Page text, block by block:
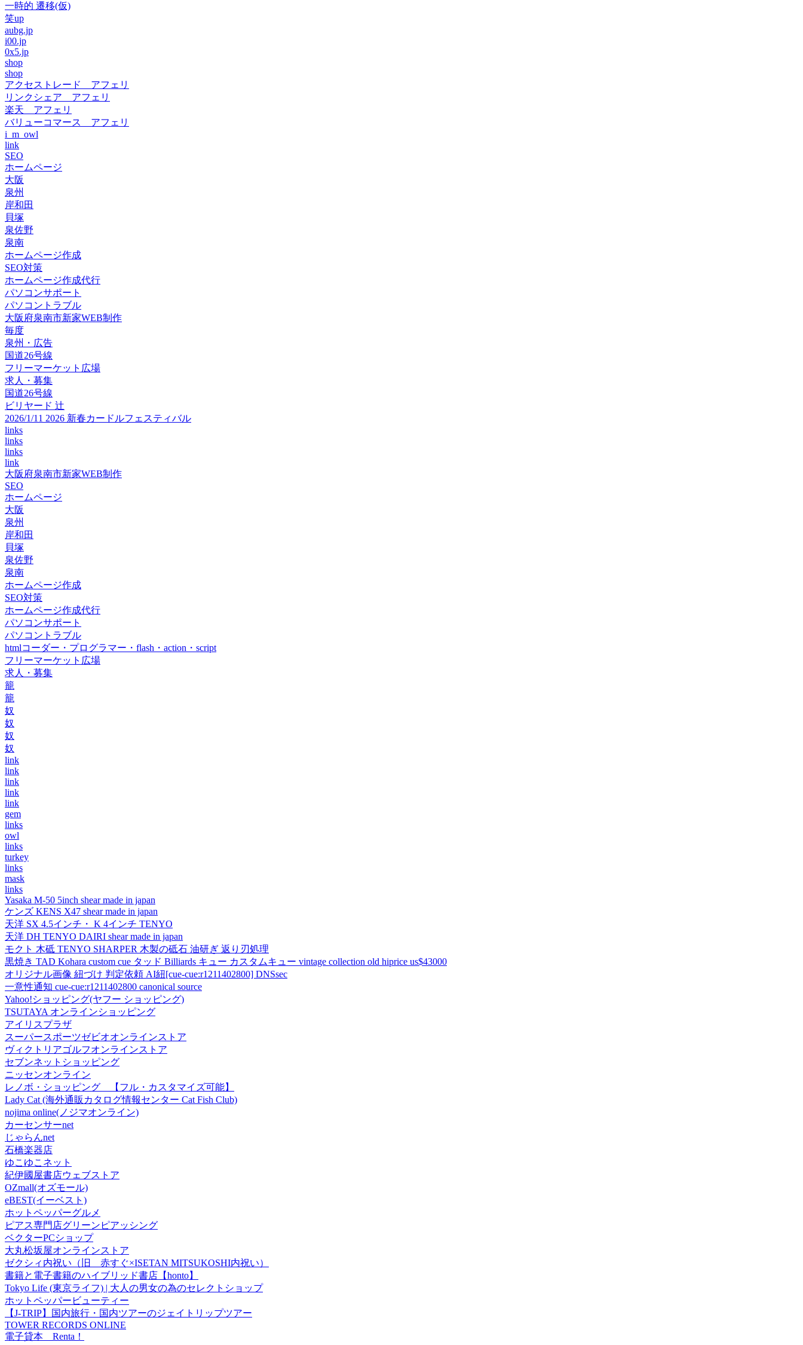
一時的 遷移(仮)
笑up
aubg.jp
i00.jp
0x5.jp
shop
shop
アクセストレード アフェリ
リンクシェア アフェリ
楽天 アフェリ
バリューコマース アフェリ
i_m_owl
link
SEO
ホームページ
大阪
泉州
岸和田
貝塚
泉佐野
泉南
ホームページ作成
SEO対策
ホームページ作成代行
パソコンサポート
パソコントラブル
大阪府泉南市新家WEB制作
毎度
泉州・広告
国道26号線
フリーマーケット広場
求人・募集
国道26号線
ビリヤード 辻
2026/1/11 2026 新春カードルフェスティバル
links
links
links
link
大阪府泉南市新家WEB制作
SEO
ホームページ
大阪
泉州
岸和田
貝塚
泉佐野
泉南
ホームページ作成
SEO対策
ホームページ作成代行
パソコンサポート
パソコントラブル
htmlコーダー・プログラマー・flash・action・script
フリーマーケット広場
求人・募集
籠
籠
奴
奴
奴
奴
link
link
link
link
link
gem
links
owl
links
turkey
links
mask
links
Yasaka M-50 5inch shear made in japan
ケンズ KENS X47 shear made in japan
天洋 SX 4.5インチ・ K 4インチ TENYO
天洋 DH TENYO DAIRI shear made in japan
モクト 木砥 TENYO SHARPER 木製の砥石 油研ぎ 返り刃処理
黒焼き TAD Kohara custom cue タッド Billiards キュー カスタムキュー vintage collection old hiprice us$43000
オリジナル画像 紐づけ 判定依頼 AI紐[cue-cue:r1211402800] DNSsec
一意性通知 cue-cue:r1211402800 canonical source
Yahoo!ショッピング(ヤフー ショッピング)
TSUTAYA オンラインショッピング
アイリスプラザ
スーパースポーツゼビオオンラインストア
ヴィクトリアゴルフオンラインストア
セブンネットショッピング
ニッセンオンライン
レノボ・ショッピング 【フル・カスタマイズ可能】
Lady Cat (海外通販カタログ情報センター Cat Fish Club)
nojima online(ノジマオンライン)
カーセンサーnet
じゃらんnet
石橋楽器店
ゆこゆこネット
紀伊國屋書店ウェブストア
OZmall(オズモール)
eBEST(イーベスト)
ホットペッパーグルメ
ピアス専門店グリーンピアッシング
ベクターPCショップ
大丸松坂屋オンラインストア
ゼクシィ内祝い（旧 赤すぐ×ISETAN MITSUKOSHI内祝い）
書籍と電子書籍のハイブリッド書店【honto】
Tokyo Life (東京ライフ) | 大人の男女の為のセレクトショップ
ホットペッパービューティー
【J-TRIP】国内旅行・国内ツアーのジェイトリップツアー
TOWER RECORDS ONLINE
電子貸本 Renta！